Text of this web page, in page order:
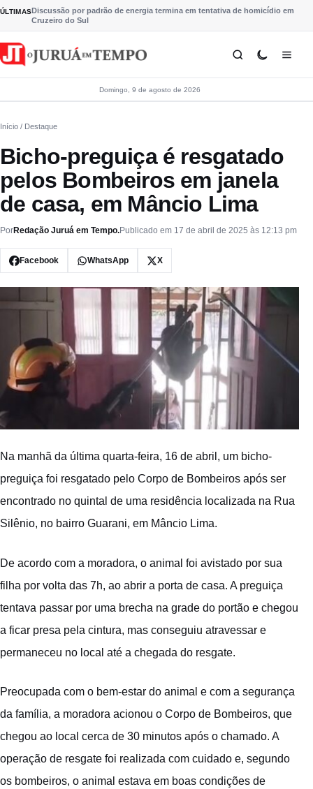
Pular para o conteúdo
ÚLTIMASDiscussão por padrão de energia termina em tentativa de homicídio em
Cruzeiro do Sul
Domingo, 9 de agosto de 2026
Início / Destaque
Bicho-preguiça é resgatado
pelos Bombeiros em janela
de casa, em Mâncio Lima
PorRedação Juruá em Tempo.Publicado em 17 de abril de 2025 às 12:13 pm
Facebook WhatsApp X
Na manhã da última quarta-feira, 16 de abril, um bicho-
preguiça foi resgatado pelo Corpo de Bombeiros após ser
encontrado no quintal de uma residência localizada na Rua
Silênio, no bairro Guarani, em Mâncio Lima.
De acordo com a moradora, o animal foi avistado por sua
filha por volta das 7h, ao abrir a porta de casa. A preguiça
tentava passar por uma brecha na grade do portão e chegou
a ficar presa pela cintura, mas conseguiu atravessar e
permaneceu no local até a chegada do resgate.
Preocupada com o bem-estar do animal e com a segurança
da família, a moradora acionou o Corpo de Bombeiros, que
chegou ao local cerca de 30 minutos após o chamado. A
operação de resgate foi realizada com cuidado e, segundo
os bombeiros, o animal estava em boas condições de